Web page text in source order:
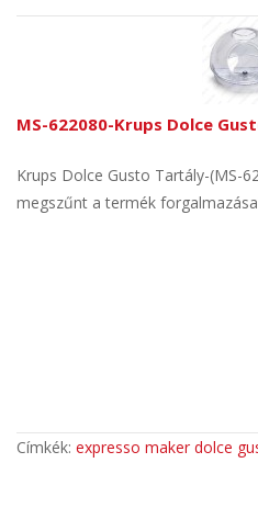
MS-622080-Krups Dolce
Krups Dolce Gusto Tartály-(MS-
megszűnt a termék
Címkék: expresso maker dolce